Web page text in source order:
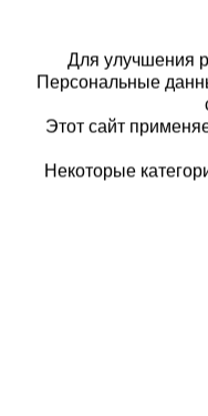
Для улучшения
Персональные
Этот сайт
Некоторые